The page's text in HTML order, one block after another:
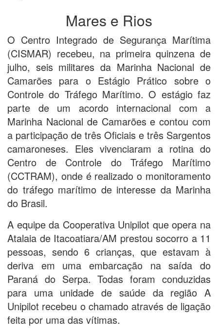
Mares e Rios
O Centro Integrado de Segurança Marítima
(CISMAR) recebeu, na primeira quinzena de
julho, seis militares da Marinha Nacional de
Camarões para o Estágio Prático sobre o
Controle do Tráfego Marítimo. O estágio faz
parte de um acordo internacional com a
Marinha Nacional de Camarões e contou com
a participação de três Oficiais e três Sargentos
camaroneses. Eles vivenciaram a rotina do
Centro de Controle do Tráfego Marítimo
(CCTRAM), onde é realizado o monitoramento
do tráfego marítimo de interesse da Marinha
do Brasil.
A equipe da Cooperativa Unipilot que opera na
Atalaia de Itacoatiara/AM prestou socorro a 11
pessoas, sendo 6 crianças, que estavam à
deriva em uma embarcação na saída do
Paraná do Serpa. Todas foram conduzidas
para uma unidade de saúde da região A
Unipilot recebeu o chamado através de ligação
feita por uma das vítimas.